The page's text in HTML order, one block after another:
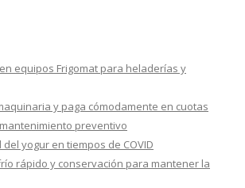
equipos Frigomat para heladerías y
y paga cómodamente en cuotas
preventivo
del yogur en tiempos de COVID
rápido y conservación para mantener la